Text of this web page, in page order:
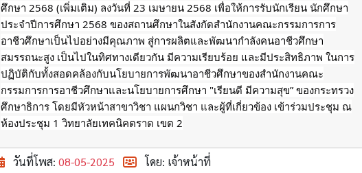
ศึกษา 2568 (เพิ่มเติม) ลงวันที่ 23 เมษายน 2568 เพื่อให้การรับนักเรียน นักศึกษา
ประจำปีการศึกษา 2568 ของสถานศึกษาในสังกัดสำนักงานคณะกรรมการการ
อาชีวศึกษาเป็นไปอย่างมีคุณภาพ สู่การผลิตและพัฒนากำลังคนอาชีวศึกษา
สมรรถนะสูง เป็นไปในทิศทางเดียวกัน มีความเรียบร้อย และมีประสิทธิภาพ ในการ
ปฏิบัติกับทั้งสอดคล้องกับนโยบายการพัฒนาอาชีวศึกษาของสำนักงานคณะ
กรรมการการอาชีวศึกษาและนโยบายการศึกษา "เรียนดี มีความสุข” ของกระทรวง
ศึกษาธิการ โดยมีหัวหน้าสาขาวิชา แผนกวิชา และผู้ที่เกี่ยวข้อง เข้าร่วมประชุม ณ
ห้องประชุม 1 วิทยาลัยเทคนิคตราด เขต 2
วันที่โพส:08-05-2025 โดย: เจ้าหน้าที่